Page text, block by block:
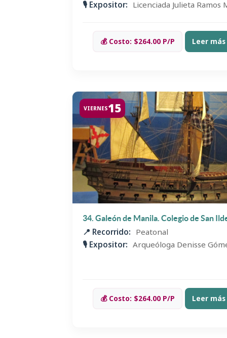
🎙️ Expositor: Licenciada Julieta Ramos
💰 Costo: $264.00 P/P Leer más
VIERNES15
34. Galeón de Manila. Colegio de San
📍 Recorrido: Peatonal
🎙️ Expositor: Arqueóloga Denisse
💰 Costo: $264.00 P/P Leer más